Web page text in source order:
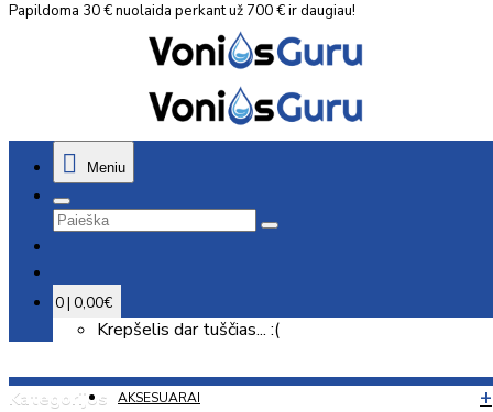
Papildoma 30 € nuolaida perkant už 700 € ir daugiau!
Meniu
0 | 0,00€
Krepšelis dar tuščias... :(
Kategorijos AKSESUARAI